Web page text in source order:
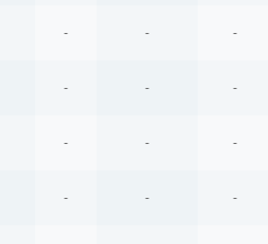
- - -
- - -
- - -
- - -